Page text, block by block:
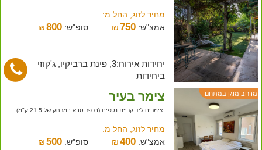
מחיר לזוג, החל מ:
אמצ"ש:
₪750 סופ"ש: ₪ 800
יחידות אירוח:3, פינת ברביקיו, ג'קוזי
ביחידות
מרחב מוגן במתחם צימר בעיר
צימרים ליד קריית נטפים (בכפר סבא במרחק של 21.5 ק"מ)
מחיר לזוג, החל מ:
אמצ"ש:
₪400 סופ"ש: ₪ 500